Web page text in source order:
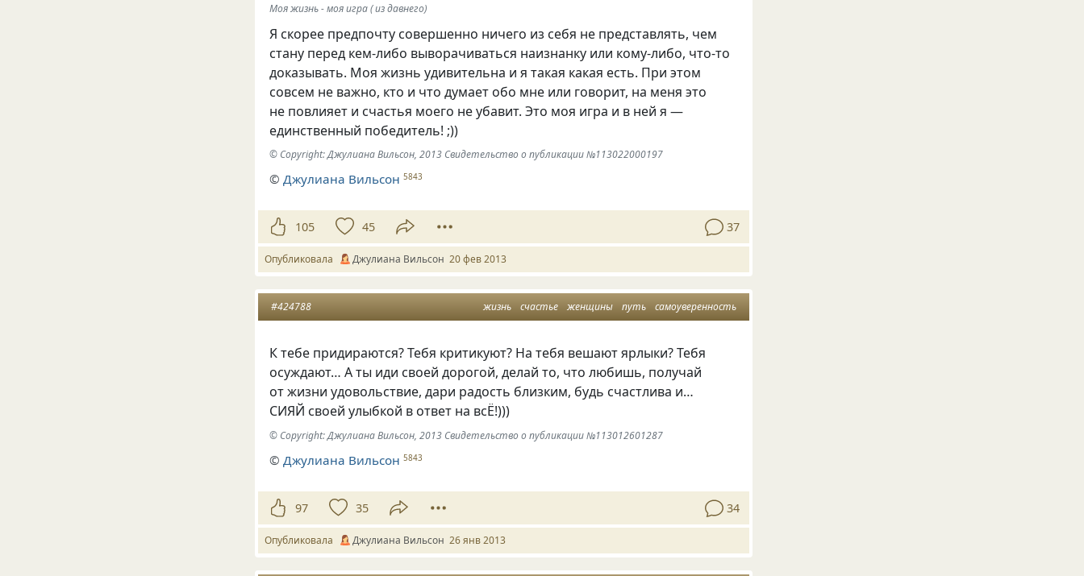
Моя жизнь - моя игра ( из давнего)
Я скорее предпочту совершенно ничего из себя не представлять, чем
стану перед кем-либо выворачиваться наизнанку или кому-либо, что-то
доказывать. Моя жизнь удивительна и я такая какая есть. При этом
совсем не важно, кто и что думает обо мне или говорит, на меня это
не повлияет и счастья моего не убавит. Это моя игра и в ней я —
единственный победитель! ;))
© Copyright: Джулиана Вильсон, 2013 Свидетельство о публикации №113022000197
© Джулиана Вильсон 5843
105 45 37
Опубликовала Джулиана Вильсон 20 фев 2013
жизнь счастье женщины путь самоуверенность
#424788
К тебе придираются? Тебя критикуют? На тебя вешают ярлыки? Тебя
осуждают… А ты иди своей дорогой, делай то, что любишь, получай
от жизни удовольствие, дари радость близким, будь счастлива и…
СИЯЙ своей улыбкой в ответ на всЁ!)))
© Copyright: Джулиана Вильсон, 2013 Свидетельство о публикации №113012601287
© Джулиана Вильсон 5843
97 35 34
Опубликовала Джулиана Вильсон 26 янв 2013